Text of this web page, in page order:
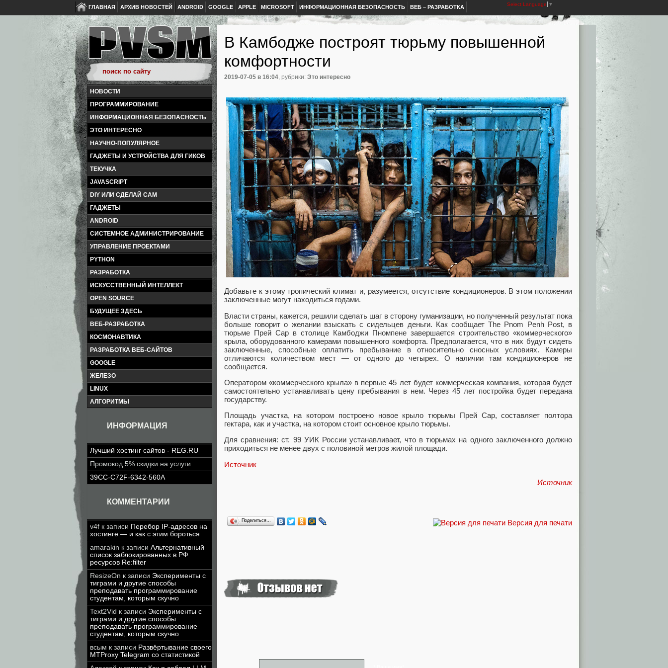
ГЛАВНАЯ АРХИВ НОВОСТЕЙ ANDROID GOOGLE APPLE MICROSOFT ИНФОРМАЦИОННАЯ БЕЗОПАСНОСТЬ ВЕБ – РАЗРАБОТКА Select Language ▼
НОВОСТИ
ПРОГРАММИРОВАНИЕ
ИНФОРМАЦИОННАЯ БЕЗОПАСНОСТЬ
ЭТО ИНТЕРЕСНО
НАУЧНО-ПОПУЛЯРНОЕ
ГАДЖЕТЫ И УСТРОЙСТВА ДЛЯ ГИКОВ
ТЕКУЧКА
JAVASCRIPT
DIY ИЛИ СДЕЛАЙ САМ
ГАДЖЕТЫ
ANDROID
СИСТЕМНОЕ АДМИНИСТРИРОВАНИЕ
УПРАВЛЕНИЕ ПРОЕКТАМИ
PYTHON
РАЗРАБОТКА
ИСКУССТВЕННЫЙ ИНТЕЛЛЕКТ
OPEN SOURCE
БУДУЩЕЕ ЗДЕСЬ
ВЕБ-РАЗРАБОТКА
КОСМОНАВТИКА
РАЗРАБОТКА ВЕБ-САЙТОВ
GOOGLE
ЖЕЛЕЗО
LINUX
АЛГОРИТМЫ
ИНФОРМАЦИЯ
Лучший хостинг сайтов - REG.RU
Промокод 5% скидки на услуги
39CC-C72F-6342-560A
КОММЕНТАРИИ
v4f к записи Перебор IP-адресов на
хостинге — и как с этим бороться
amarakin к записи Альтернативный
список заблокированных в РФ
ресурсов Re:filter
ResizeOn к записи Эксперименты с
тиграми и другие способы
преподавать программирование
студентам, которым скучно
Text2Vid к записи Эксперименты с
тиграми и другие способы
преподавать программирование
студентам, которым скучно
всым к записи Развёртывание своего
MTProxy Telegram со статистикой
В Камбодже построят тюрьму повышенной
комфортности
2019-07-05 в 16:04, рубрики: Это интересно
Добавьте к этому тропический климат и, разумеется, отсутствие кондиционеров. В этом положении
заключенные могут находиться годами.
Власти страны, кажется, решили сделать шаг в сторону гуманизации, но полученный результат пока
больше говорит о желании взыскать с сидельцев деньги. Как сообщает The Pnom Penh Post, в
тюрьме Прей Сар в столице Камбоджи Пномпене завершается строительство «коммерческого»
крыла, оборудованного камерами повышенного комфорта. Предполагается, что в них будут сидеть
заключенные, способные оплатить пребывание в относительно сносных условиях. Камеры
отличаются количеством мест — от одного до четырех. О наличии там кондиционеров не
сообщается.
Оператором «коммерческого крыла» в первые 45 лет будет коммерческая компания, которая будет
самостоятельно устанавливать цену пребывания в нем. Через 45 лет постройка будет передана
государству.
Площадь участка, на котором построено новое крыло тюрьмы Прей Сар, составляет полтора
гектара, как и участка, на котором стоит основное крыло тюрьмы.
Для сравнения: ст. 99 УИК России устанавливает, что в тюрьмах на одного заключенного должно
приходиться не менее двух с половиной метров жилой площади.
Источник
Источник
Версия для печати
Поделиться…